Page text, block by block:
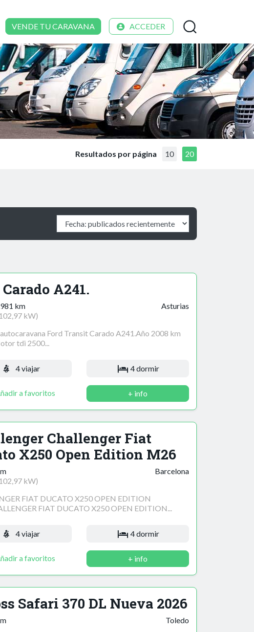
VENDE TU CARAVANA ACCEDER
Resultados por página 10 20
A241.
km
kW)
Asturias
autocaravana Ford Transit Carado A241.Año 2008 km
tdi 2500...
4 viajar 4 dormir
a favoritos + info
Challenger Fiat
X250 Open Edition M26
kW)
Barcelona
FIAT DUCATO X250 OPEN EDITION
FIAT DUCATO X250 OPEN EDITION...
4 viajar 4 dormir
a favoritos + info
Safari 370 DL Nueva 2026
Toledo